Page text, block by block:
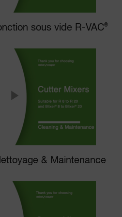
sous vide R-VAC®
& Maintenance